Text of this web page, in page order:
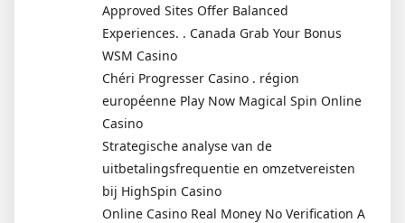
Approved Sites Offer Balanced
Experiences. . Canada Grab Your Bonus
WSM Casino
Chéri Progresser Casino . région
européenne Play Now Magical Spin Online
Casino
Strategische analyse van de
uitbetalingsfrequentie en omzetvereisten
bij HighSpin Casino
Online Casino Real Money No Verification A